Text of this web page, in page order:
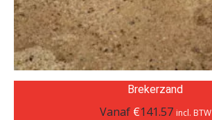
Brekerzand
Vanaf €141.57 incl. BTW